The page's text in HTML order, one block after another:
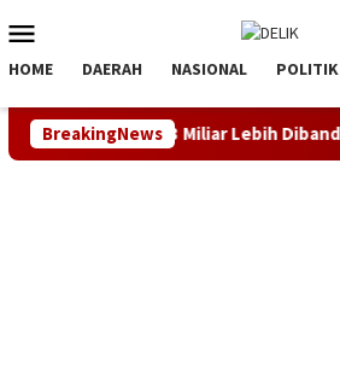
ke
kontenMobile
HOME DAERAH NASIONAL POLITIK
BreakingNews
Rp3 Miliar Lebih Dibanding Tahun 2024